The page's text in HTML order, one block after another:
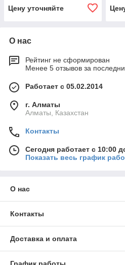
Цену уточняйте
О нас
Рейтинг не сформирован
Менее 5 отзывов за
Работает с 05.02.2014
г. Алматы
Алматы, Казахстан
Контакты
Сегодня работает с 10:00
Показать весь график
О нас
Контакты
Доставка и оплата